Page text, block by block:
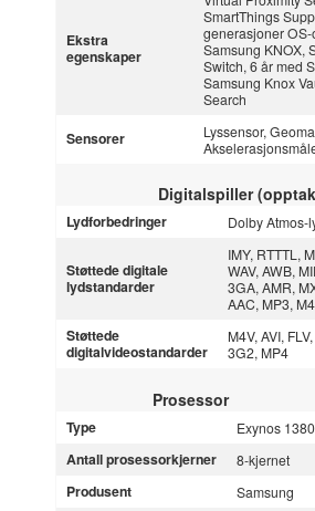
Ekstra
egenskaper
SmartThings
generasjoner
Samsung KNOX,
Switch, 6 år med
Samsung Knox
Search
Sensorer
Lyssensor,
Digitalspiller
Lydforbedringer Dolby Atmos-
Støttede digitale
lydstandarder
IMY, RTTTL,
WAV, AWB,
3GA, AMR,
AAC, MP3,
Støttede
digitalvideostandarder
M4V, AVI,
3G2, MP4
Prosessor
Type Exynos 1380
Antall prosessorkjerner 8-kjernet
Produsent Samsung